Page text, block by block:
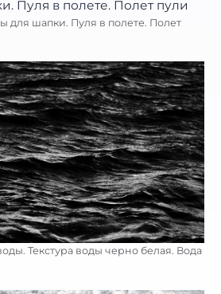
для шапки. Пуля в полете. Полет
Текстура воды черно белая. Вода